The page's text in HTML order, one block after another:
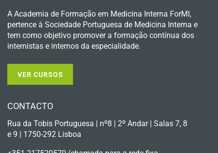
A Academia de Formação em Medicina Interna ForMI,
pertence à Sociedade Portuguesa de Medicina Interna e
tem como objetivo promover a formação contínua dos
internistas e internos da especialidade.
VER CURSOS
CONTACTO
Rua da Tobis Portuguesa | nº8 | 2º Andar | Salas 7, 8
e 9 | 1750-292 Lisboa